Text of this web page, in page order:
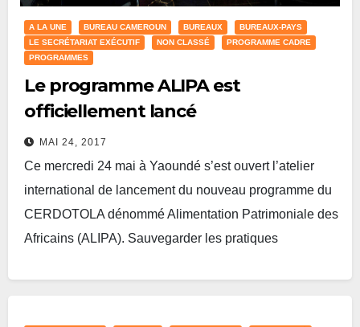
A LA UNE BUREAU CAMEROUN BUREAUX
BUREAUX-PAYS
LE SECRÉTARIAT EXÉCUTIF
NON CLASSÉ
PROGRAMME CADRE
PROGRAMMES
Le programme ALIPA est
officiellement lancé
MAI 24, 2017
Ce mercredi 24 mai à Yaoundé s’est ouvert l’atelier
international de lancement du nouveau programme du
CERDOTOLA dénommé Alimentation Patrimoniale des
Africains (ALIPA). Sauvegarder les pratiques